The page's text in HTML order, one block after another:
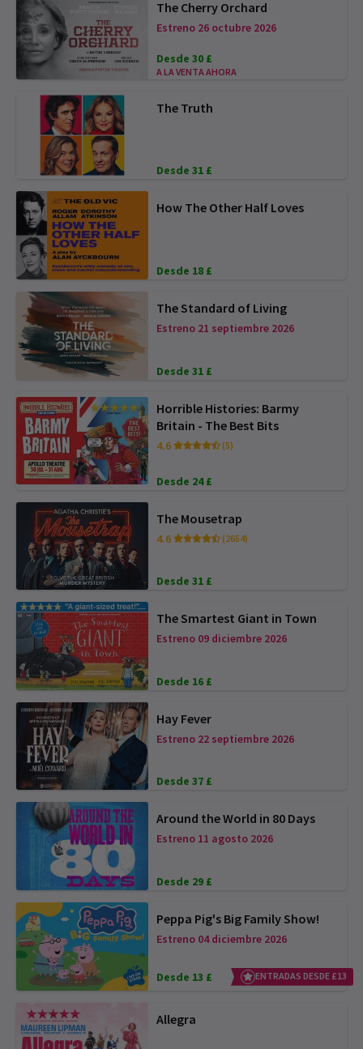
The Cherry Orchard
Estreno 26 octubre 2026
Desde 30 £
A LA VENTA AHORA
The Truth
Desde 31 £
How The Other Half Loves
Desde 18 £
The Standard of Living
Estreno 21 septiembre 2026
Desde 31 £
Horrible Histories: Barmy
Britain - The Best Bits
4.6 (5)
Desde 24 £
The Mousetrap
4.6 (2654)
Desde 31 £
The Smartest Giant in Town
Estreno 09 diciembre 2026
Desde 16 £
Hay Fever
Estreno 22 septiembre 2026
Desde 37 £
Around the World in 80 Days
Estreno 11 agosto 2026
Desde 29 £
Peppa Pig's Big Family Show!
Estreno 04 diciembre 2026
Desde 13 £ ENTRADAS DESDE £13
Allegra